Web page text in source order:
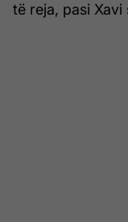
të reja, pasi